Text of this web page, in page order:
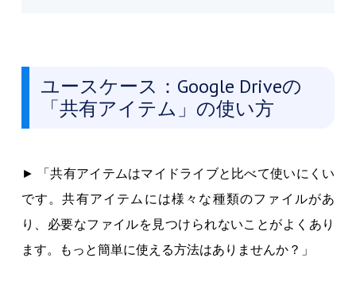
ユースケース：Google Driveの
「共有アイテム」の使い方
► 「共有アイテムはマイドライブと比べて使いにくい
です。共有アイテムには様々な種類のファイルがあ
り、必要なファイルを見つけられないことがよくあり
ます。もっと簡単に使える方法はありませんか？」